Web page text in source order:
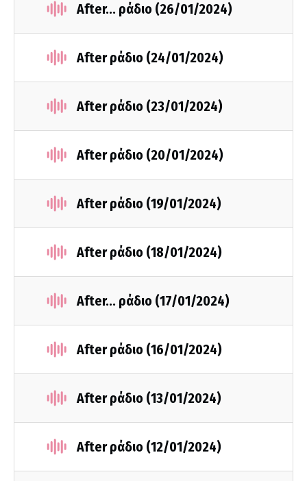
After... ράδιο (26/01/2024)
After ράδιο (24/01/2024)
After ράδιο (23/01/2024)
After ράδιο (20/01/2024)
After ράδιο (19/01/2024)
After ράδιο (18/01/2024)
After... ράδιο (17/01/2024)
After ράδιο (16/01/2024)
After ράδιο (13/01/2024)
After ράδιο (12/01/2024)